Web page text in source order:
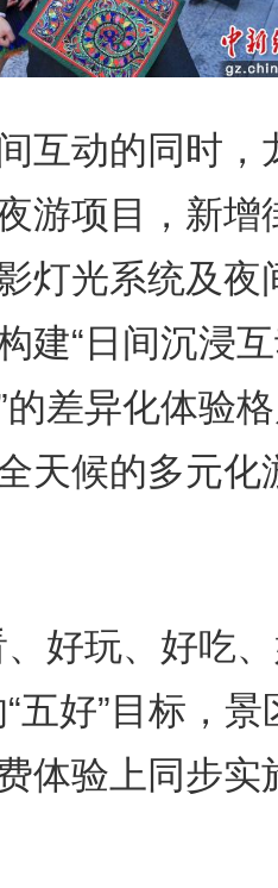
动的同时，
游项目，新增
灯光系统及夜
建“日间沉浸
差异化体验
天候的多元化
好玩、好吃
五好”目标，景
体验上同步实